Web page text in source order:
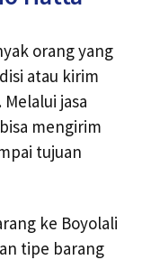
orang yang
atau kirim
jasa
mengirim
tujuan
ke Boyolali
tipe barang